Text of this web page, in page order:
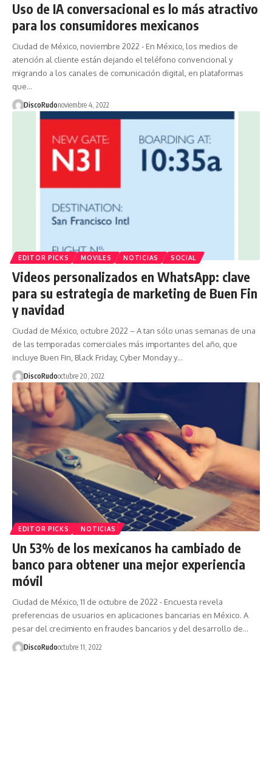
Uso de IA conversacional es lo más atractivo
para los consumidores mexicanos
Ciudad de México, noviembre 2022 - En México, los medios de
atención al cliente están dejando el teléfono convencional y
migrando a los canales de comunicación digital, en plataformas
que…
DiscoRudonoviembre 4, 2022
EDITOR PICKS MOVILES NOTICIAS SOCIAL
Videos personalizados en WhatsApp: clave
para su estrategia de marketing de Buen Fin
y navidad
Ciudad de México, octubre 2022 – A tan sólo unas semanas de una
de las temporadas comerciales más importantes del año, que
incluye Buen Fin, Black Friday, Cyber Monday y…
DiscoRudooctubre 20, 2022
EDITOR PICKS NOTICIAS
Un 53% de los mexicanos ha cambiado de
banco para obtener una mejor experiencia
móvil
Ciudad de México, 11 de octubre de 2022 - Encuesta revela
preferencias de usuarios en aplicaciones bancarias en México. A
pesar del crecimiento en fraudes bancarios y del desarrollo de…
DiscoRudooctubre 11, 2022